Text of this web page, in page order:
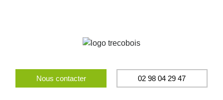
Nous contacter 02 98 04 29 47